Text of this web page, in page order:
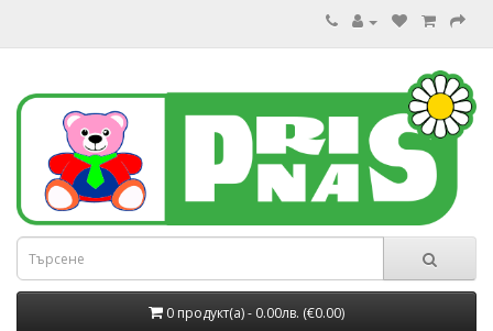
0 продукт(a) - 0.00лв. (€0.00)